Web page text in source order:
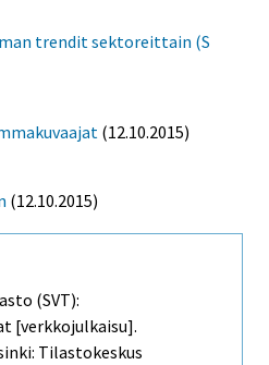
trendit sektoreittain (S
(12.10.2015)
(12.10.2015)
(SVT):
[verkkojulkaisu].
Tilastokeskus